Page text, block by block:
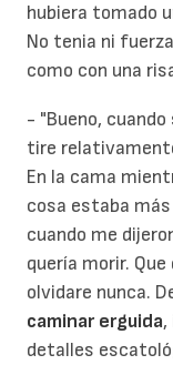
hubiera tomado
No tenia ni
como con una
- "Bueno,
tire
En la cama
cosa estaba
cuando me
quería morir.
olvidare nunca.
caminar erguida,
detalles